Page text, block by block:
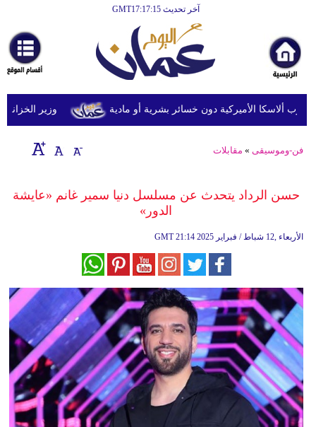
آخر تحديث GMT17:17:15
أخبارعاجلة
رياضة
ثقافة
إقتصاد
وموسيقى
سياحة
وسفر
ديكور
أخبار
إعلام
وزير الخزانة
فن-وموسيقى » مقابلات
حسن الرداد يتحدث عن مسلسل دنيا سمير غانم «عايشة
الدور»
GMT 21:14 2025 الأربعاء ,12 شباط / فبراير